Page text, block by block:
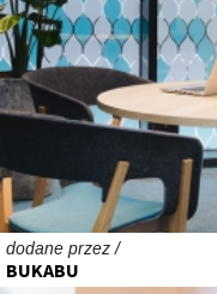
dodane przez /
BUKABU